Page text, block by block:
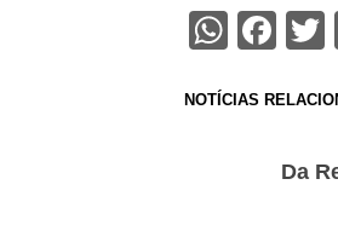
NOTÍCIAS
Da